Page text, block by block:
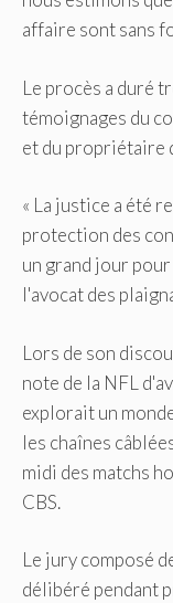
affaire sont sans
Le procès a duré
témoignages du
et du propriétaire
« La justice a été
protection des
un grand jour
l'avocat des
Lors de son
note de la NFL
explorait un
les chaînes
midi des matchs
CBS.
Le jury composé
délibéré pendant